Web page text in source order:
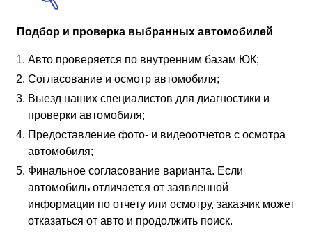
Подбор и проверка выбранных автомобилей
Авто проверяется по внутренним базам ЮК;
Согласование и осмотр автомобиля;
Выезд наших специалистов для диагностики и
проверки автомобиля;
Предоставление фото- и видеоотчетов с осмотра
автомобиля;
Финальное согласование варианта. Если
автомобиль отличается от заявленной
информации по отчету или осмотру, заказчик может
отказаться от авто и продолжить поиск.